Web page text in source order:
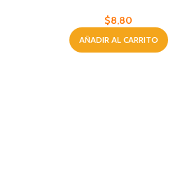
$8,80
AÑADIR AL CARRITO